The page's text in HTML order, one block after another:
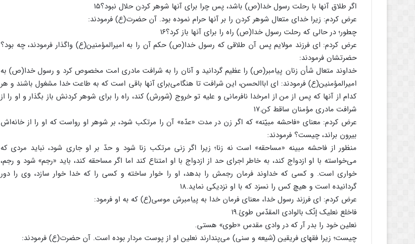
اگر طلاق آنها با رحلت رسول خدا(ص) باشد، پس چرا برای آنها شوهر کردن حلال نبود؟۱۵
عرض کردم: زیرا خدای متعال شوهر کردن را بر آنها حرام نموده بود. آن حضرت(ع) فرمودند:
چطور؛ در حالی که رحلت رسول خدا(ص) راه را برای آنها باز کرد؟۱۶
عرض کردم: ای فرزند مولایم پس آن طلاقی که رسول خدا(ص) حکم آن را به امیرالمؤمنین(ع) واگذار فرمودند، چه بود؟
حضرتشان فرمودند:
خداوند متعال شأن زنان پیامبر(ص) را عظیم گردانید و آنان را به شرافت مادری امت مخصوص کرد و رسول خدا(ص) به
امیرالمؤمنین(ع) فرمودند: ای اباالحسن، این شرافت تا هنگامی‌برای آنها باقی است که به طاعت خدا مشغول باشند و هر
کدام از آنها که پس از من از امرخدا نافرمانی و علیه تو خروج (شورش) کند، راه را برای شوهر کردنش باز بگذار و او را از
شرافت مادری مؤمنان ساقط کن.۱۷
عرض کردم: معنای «فاحشه مبیّنه» که اگر زن در مدت «عدّه» آن را مرتکب شود، بر شوهر او رواست که او را از خانه‌اش
بیرون براند، چیست؟ فرمودند:
منظور از فاحشه مبینه «مساحقه» است نه زنا؛ زیرا اگر زنی مرتکب زنا شود و حدّ بر او جاری شود، نباید مردی که
می‌خواسته با او ازدواج کند، به خاطر اجرای حد از ازدواج با او امتناع کند اما اگر مساحقه کند، باید «رجم» شود و رجم،
خواری است. و کسی که خداوند فرمان رجمش را بدهد، او را خوار ساخته و کسی را که خدا خوار سازد، وی را دور
گردانیده است و هیچ کس را نسزد که با او نزدیکی نماید.۱۸
عرض کردم: ای فرزند رسول خدا، معنای فرمان خدا به پیامبرش موسی(ع) که به او فرمود:
فاخلع نعلیک إنّک بالوادی المقدّس طویً.۱۹
نعلین خود را بدر آر که در وادی مقدس «طوی» هستی.
چیست؛ زیرا فقهای فریقین (شیعه و سنی) می‌پندارند نعلین او از پوست مردار بوده است. آن حضرت(ع) فرمودند: